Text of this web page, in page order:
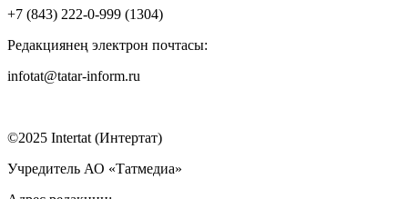
+7 (843) 222-0-999 (1304)
Редакциянең электрон почтасы:
infotat@tatar-inform.ru
©2025 Intertat (Интертат)
Учредитель АО «Татмедиа»